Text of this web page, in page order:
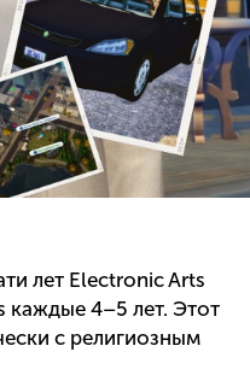
лет Electronic Arts
каждые 4–5 лет. Этот
с религиозным